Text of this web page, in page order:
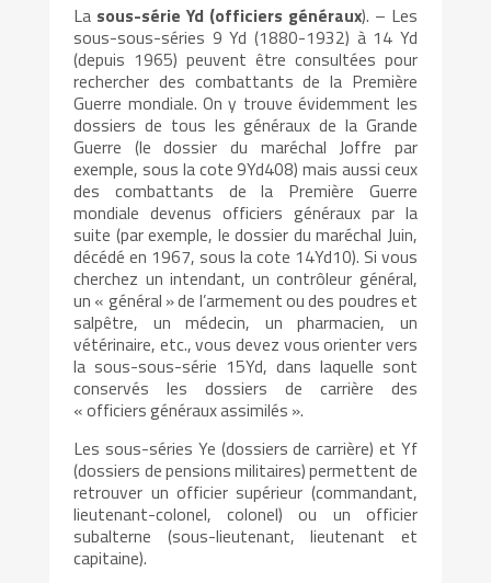
La sous-série Yd (officiers généraux). – Les
sous-sous-séries 9 Yd (1880-1932) à 14 Yd
(depuis 1965) peuvent être consultées pour
rechercher des combattants de la Première
Guerre mondiale. On y trouve évidemment les
dossiers de tous les généraux de la Grande
Guerre (le dossier du maréchal Joffre par
exemple, sous la cote 9Yd408) mais aussi ceux
des combattants de la Première Guerre
mondiale devenus officiers généraux par la
suite (par exemple, le dossier du maréchal Juin,
décédé en 1967, sous la cote 14Yd10). Si vous
cherchez un intendant, un contrôleur général,
un « général » de l’armement ou des poudres et
salpêtre, un médecin, un pharmacien, un
vétérinaire, etc., vous devez vous orienter vers
la sous-sous-série 15Yd, dans laquelle sont
conservés les dossiers de carrière des
« officiers généraux assimilés ».
Les sous-séries Ye (dossiers de carrière) et Yf
(dossiers de pensions militaires) permettent de
retrouver un officier supérieur (commandant,
lieutenant-colonel, colonel) ou un officier
subalterne (sous-lieutenant, lieutenant et
capitaine).